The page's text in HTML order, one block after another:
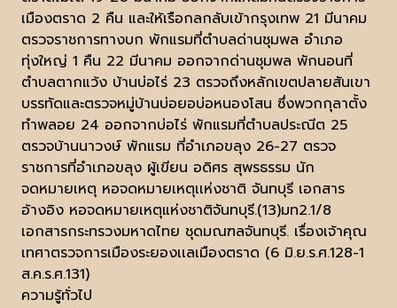
เมืองตราด 2 คืน และให้เรือกลกลับเข้ากรุงเทพ 21 มีนาคม
ตรวจราชการทางบก พักแรมที่ตำบลด่านชุมพล อำเภอ
ทุ่งใหญ่ 1 คืน 22 มีนาคม ออกจากด่านชุมพล พักนอนที่
ตำบลตากแว้ง บ้านบ่อไร่ 23 ตรวจถึงหลักเขตปลายสันเขา
บรรทัดและตรวจหมู่บ้านบ่อยอบ่อหนองโสน ซึ่งพวกกุลาตั้ง
ทำพลอย 24 ออกจากบ่อไร่ พักแรมที่ตำบลประณีต 25
ตรวจบ้านนาวงษ์ พักแรม ที่อำเภอขลุง 26-27 ตรวจ
ราชการที่อำเภอขลุง ผู้เขียน อดิศร สุพรธรรม นัก
จดหมายเหตุ หอจดหมายเหตุเเห่งชาติ จันทบุรี เอกสาร
อ้างอิง หอจดหมายเหตุแห่งชาติจันทบุรี.(13)มท2.1/8
เอกสารกระทรวงมหาดไทย ชุดมณฑลจันทบุรี. เรื่องเจ้าคุณ
เทศาตรวจการเมืองระยองเเลเมืองตราด (6 มิ.ย.ร.ศ.128-1
ส.ค.ร.ศ.131)
ความรู้ทั่วไป